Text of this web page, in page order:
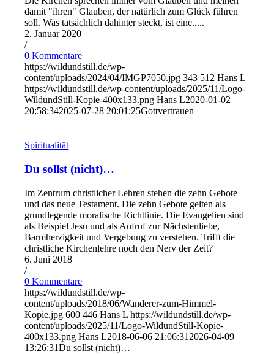
damit "ihren" Glauben, der natürlich zum Glück führen
soll. Was tatsächlich dahinter steckt, ist eine.....
2. Januar 2020
/
0 Kommentare
https://wildundstill.de/wp-
content/uploads/2024/04/IMGP7050.jpg 343 512 Hans L
https://wildundstill.de/wp-content/uploads/2025/11/Logo-
WildundStill-Kopie-400x133.png Hans L2020-01-02
20:58:342025-07-28 20:01:25Gottvertrauen
Spiritualität
Du sollst (nicht)…
Im Zentrum christlicher Lehren stehen die zehn Gebote
und das neue Testament. Die zehn Gebote gelten als
grundlegende moralische Richtlinie. Die Evangelien sind
als Beispiel Jesu und als Aufruf zur Nächstenliebe,
Barmherzigkeit und Vergebung zu verstehen. Trifft die
christliche Kirchenlehre noch den Nerv der Zeit?
6. Juni 2018
/
0 Kommentare
https://wildundstill.de/wp-
content/uploads/2018/06/Wanderer-zum-Himmel-
Kopie.jpg 600 446 Hans L https://wildundstill.de/wp-
content/uploads/2025/11/Logo-WildundStill-Kopie-
400x133.png Hans L2018-06-06 21:06:31 2026-04-09
13:26:31Du sollst (nicht)…